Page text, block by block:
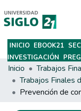
Subir
INICIO EBOOK21
INVESTIGACIÓN
Inicio
Trabajos Finales